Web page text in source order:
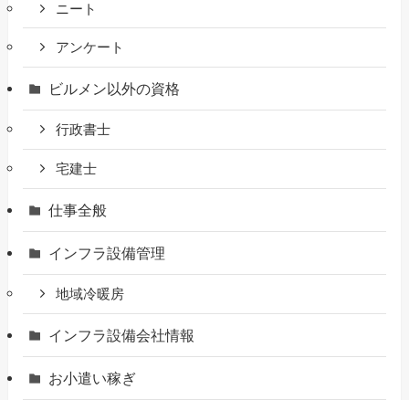
ニート
アンケート
ビルメン以外の資格
行政書士
宅建士
仕事全般
インフラ設備管理
地域冷暖房
インフラ設備会社情報
お小遣い稼ぎ